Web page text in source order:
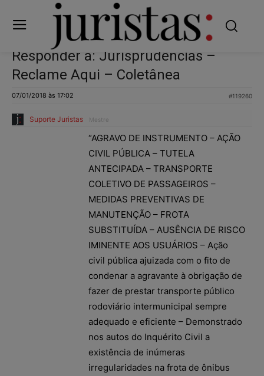
Responder a: Jurisprudências –
Reclame Aqui – Coletânea
07/01/2018 às 17:02 #119260
Suporte Juristas Mestre
“AGRAVO DE INSTRUMENTO – AÇÃO
CIVIL PÚBLICA – TUTELA
ANTECIPADA – TRANSPORTE
COLETIVO DE PASSAGEIROS –
MEDIDAS PREVENTIVAS DE
MANUTENÇÃO – FROTA
SUBSTITUÍDA – AUSÊNCIA DE RISCO
IMINENTE AOS USUÁRIOS – Ação
civil pública ajuizada com o fito de
condenar a agravante à obrigação de
fazer de prestar transporte público
rodoviário intermunicipal sempre
adequado e eficiente – Demonstrado
nos autos do Inquérito Civil a
existência de inúmeras
irregularidades na frota de ônibus